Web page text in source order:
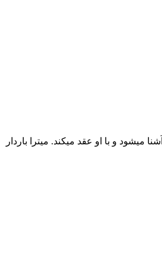
و با او عقد میکند. میترا باردار